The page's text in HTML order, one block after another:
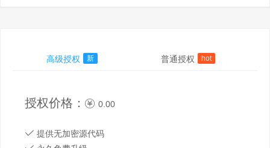
高级授权 新 普通授权 hot
授权价格： 0.00
提供无加密源代码